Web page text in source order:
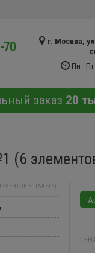
70
г. Москва,
заказ 20
(6
В ПАКЕТЕ)